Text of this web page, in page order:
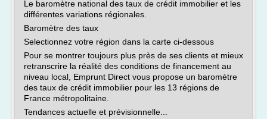
Le baromètre national des taux de crédit immobilier et les
différentes variations régionales.
Baromètre des taux
Selectionnez votre région dans la carte ci-dessous
Pour se montrer toujours plus près de ses clients et mieux
retranscrire la réalité des conditions de financement au
niveau local, Emprunt Direct vous propose un baromètre
des taux de crédit immobilier pour les 13 régions de
France métropolitaine.
Tendances actuelle et prévisionnelle...